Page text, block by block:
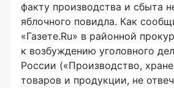
факту производства и сбыта
яблочного повидла. Как
«Газете.Ru» в районной
к возбуждению уголовного
России («Производство,
товаров и продукции, не